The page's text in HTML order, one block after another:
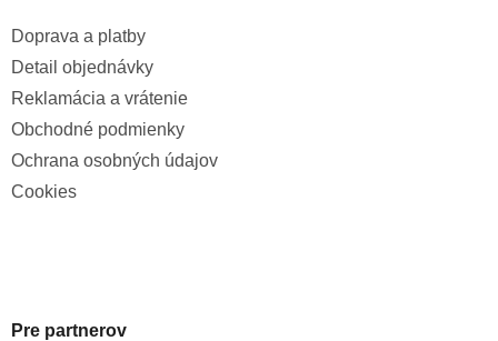
Doprava a platby
Detail objednávky
Reklamácia a vrátenie
Obchodné podmienky
Ochrana osobných údajov
Cookies
Pre partnerov